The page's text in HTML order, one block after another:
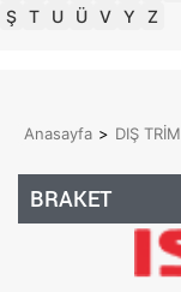
Ş T U Ü V Y Z
Anasayfa > DIŞ TRİM
BRAKET